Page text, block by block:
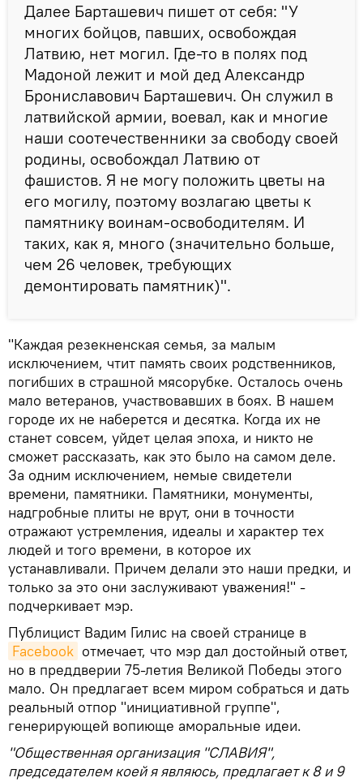
Далее Барташевич пишет от себя: "У
многих бойцов, павших, освобождая
Латвию, нет могил. Где-то в полях под
Мадоной лежит и мой дед Александр
Брониславович Барташевич. Он служил в
латвийской армии, воевал, как и многие
наши соотечественники за свободу своей
родины, освобождал Латвию от
фашистов. Я не могу положить цветы на
его могилу, поэтому возлагаю цветы к
памятнику воинам-освободителям. И
таких, как я, много (значительно больше,
чем 26 человек, требующих
демонтировать памятник)".
"Каждая резекненская семья, за малым
исключением, чтит память своих родственников,
погибших в страшной мясорубке. Осталось очень
мало ветеранов, участвовавших в боях. В нашем
городе их не наберется и десятка. Когда их не
станет совсем, уйдет целая эпоха, и никто не
сможет рассказать, как это было на самом деле.
За одним исключением, немые свидетели
времени, памятники. Памятники, монументы,
надгробные плиты не врут, они в точности
отражают устремления, идеалы и характер тех
людей и того времени, в которое их
устанавливали. Причем делали это наши предки, и
только за это они заслуживают уважения!" -
подчеркивает мэр.
Публицист Вадим Гилис на своей странице в
Facebook отмечает, что мэр дал достойный ответ,
но в преддверии 75-летия Великой Победы этого
мало. Он предлагает всем миром собраться и дать
реальный отпор "инициативной группе",
генерирующей вопиюще аморальные идеи.
"Общественная организация "СЛАВИЯ",
председателем коей я являюсь, предлагает к 8 и 9